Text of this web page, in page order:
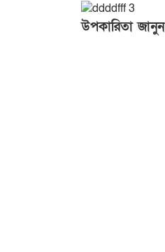
উপকারিতা জানুন